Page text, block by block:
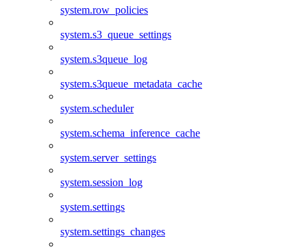
system.row_policies
system.s3_queue_settings
system.s3queue_log
system.s3queue_metadata_cache
system.scheduler
system.schema_inference_cache
system.server_settings
system.session_log
system.settings
system.settings_changes